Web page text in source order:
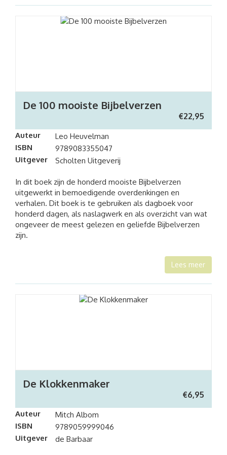
De 100 mooiste Bijbelverzen
€22,95
Auteur
Leo Heuvelman
ISBN
9789083355047
Uitgever
Scholten Uitgeverij
In dit boek zijn de honderd mooiste Bijbelverzen
uitgewerkt in bemoedigende overdenkingen en
verhalen. Dit boek is te gebruiken als dagboek voor
honderd dagen, als naslagwerk en als overzicht van wat
ongeveer de meest gelezen en geliefde Bijbelverzen
zijn.
Lees meer
De Klokkenmaker
€6,95
Auteur
Mitch Albom
ISBN
9789059999046
Uitgever
de Barbaar